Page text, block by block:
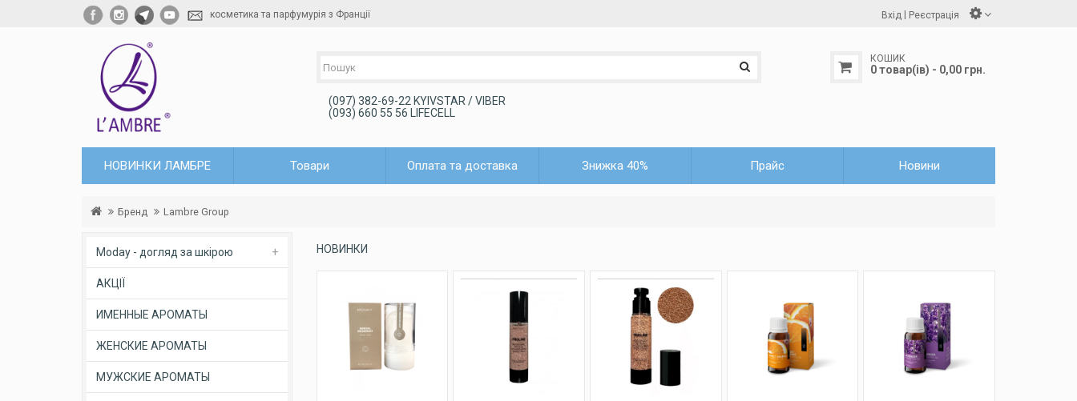
косметика та парфумурія з Франції Вхід | Реєстрація
(097) 382-69-22 KYIVSTAR / VIBER
(093) 660 55 56 LIFECELL
КОШИК
0 товар(ів) - 0,00 грн.
НОВИНКИ ЛАМБРЕ Товари Оплата та доставка Знижка 40% Прайс Новини
Бренд Lambre Group
Moday - догляд за шкірою
АКЦІЇ
ИМЕННЫЕ АРОМАТЫ
ЖЕНСКИЕ АРОМАТЫ
МУЖСКИЕ АРОМАТЫ
НОВИНКИ